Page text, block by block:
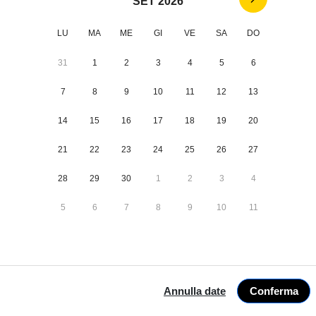
LU MA ME GI VE SA DO
31 1 2 3 4 5 6
7 8 9 10 11 12 13
14 15 16 17 18 19 20
21 22 23 24 25 26 27
28 29 30 1 2 3 4
5 6 7 8 9 10 11
Annulla date Conferma
Trattamento *
Prosegui